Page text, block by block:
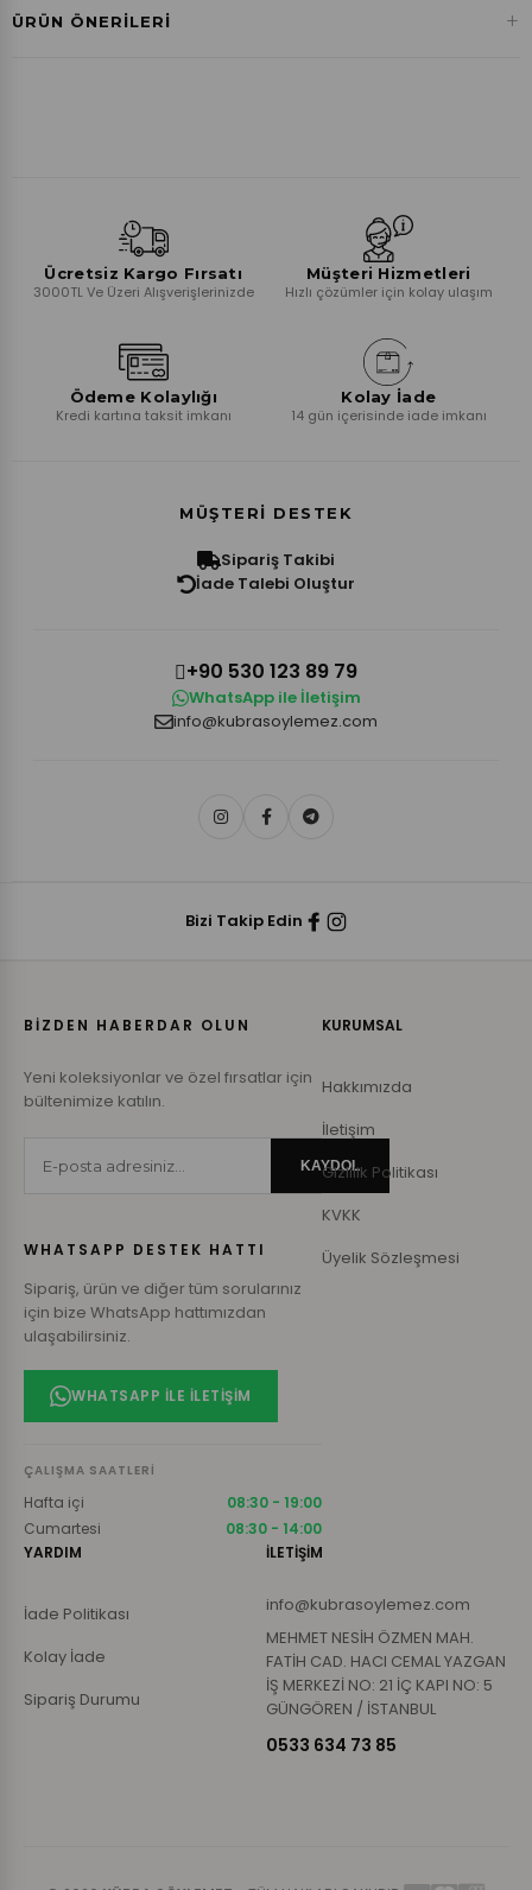
Havale ile Ödeme
ÜRÜN ÖNERILERI +
Ücretsiz Kargo Fırsatı
3000TL Ve Üzeri Alışverişlerinizde
Müşteri Hizmetleri
Hızlı çözümler için kolay ulaşım
Ödeme Kolaylığı
Kredi kartına taksit imkanı
Kolay İade
14 gün içerisinde iade imkanı
MÜŞTERI DESTEK
Sipariş Takibi
İade Talebi Oluştur
+90 530 123 89 79
WhatsApp ile İletişim
info@kubrasoylemez.com
Bizi Takip Edin
BİZDEN HABERDAR OLUN
Yeni koleksiyonlar ve özel fırsatlar için
bültenimize katılın.
KAYDOL
WHATSAPP DESTEK HATTI
Sipariş, ürün ve diğer tüm sorularınız
için bize WhatsApp hattımızdan
ulaşabilirsiniz.
WHATSAPP ILE İLETIŞIM
ÇALIŞMA SAATLERI
Hafta içi
08:30 - 19:00
Cumartesi
08:30 - 14:00
KURUMSAL
Hakkımızda
İletişim
Gizlilik Politikası
KVKK
Üyelik Sözleşmesi
YARDIM
İade Politikası
Kolay İade
Sipariş Durumu
İLETİŞİM
info@kubrasoylemez.com
MEHMET NESİH ÖZMEN MAH.
FATİH CAD. HACI CEMAL YAZGAN
İŞ MERKEZİ NO: 21 İÇ KAPI NO: 5
GÜNGÖREN / İSTANBUL
0533 634 73 85